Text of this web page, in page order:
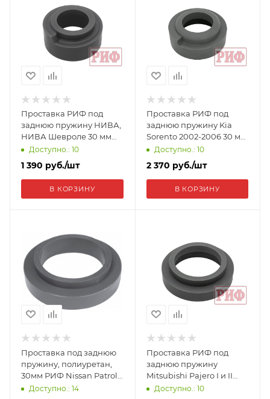
Проставка РИФ под
заднюю пружину НИВА,
НИВА Шевроле 30 мм
полиуретан CS435-30
Доступно.: 10
1 390 руб./шт
В КОРЗИНУ
Проставка РИФ под
заднюю пружину Kia
Sorento 2002-2006 30 мм
полиуретан CS535-30
Доступно.: 10
2 370 руб./шт
В КОРЗИНУ
Проставка под заднюю
пружину, полиуретан,
30мм РИФ Nissan Patrol
Y60/61 CS495-30
Доступно.: 14
Проставка РИФ под
заднюю пружину
Mitsubishi Pajero I и II
1982-1997, Pajero Sport
Доступно.: 10